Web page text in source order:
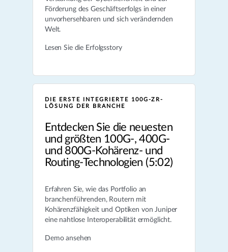
Förderung des Geschäftserfolgs in einer
unvorhersehbaren und sich verändernden
Welt.
Lesen Sie die Erfolgsstory
DIE ERSTE INTEGRIERTE 100G-ZR-
LÖSUNG DER BRANCHE
Entdecken Sie die neuesten
und größten 100G-, 400G-
und 800G-Kohärenz- und
Routing-Technologien (5:02)
Erfahren Sie, wie das Portfolio an
branchenführenden, Routern mit
Kohärenzfähigkeit und Optiken von Juniper
eine nahtlose Interoperabilität ermöglicht.
Demo ansehen